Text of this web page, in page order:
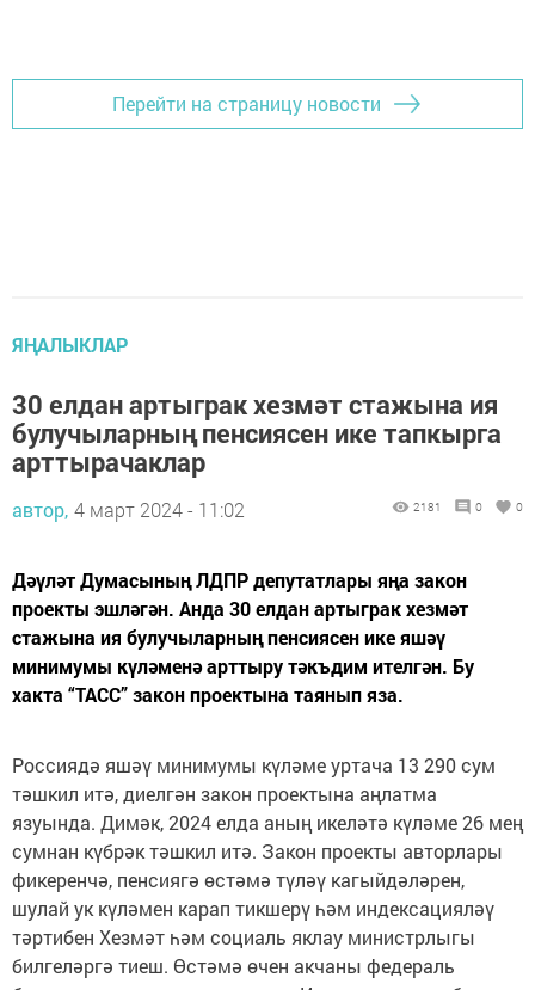
Перейти на страницу новости
ЯҢАЛЫКЛАР
30 елдан артыграк хезмәт стажына ия
булучыларның пенсиясен ике тапкырга
арттырачаклар
автор, 4 март 2024 - 11:02 2181 0 0
Дәүләт Думасының ЛДПР депутатлары яңа закон
проекты эшләгән. Анда 30 елдан артыграк хезмәт
стажына ия булучыларның пенсиясен ике яшәү
минимумы күләменә арттыру тәкъдим ителгән. Бу
хакта “ТАСС” закон проектына таянып яза.
Россиядә яшәү минимумы күләме уртача 13 290 сум
тәшкил итә, диелгән закон проектына аңлатма
язуында. Димәк, 2024 елда аның икеләтә күләме 26 мең
сумнан күбрәк тәшкил итә. Закон проекты авторлары
фикеренчә, пенсиягә өстәмә түләү кагыйдәләрен,
шулай ук күләмен карап тикшерү һәм индексацияләү
тәртибен Хезмәт һәм социаль яклау министрлыгы
билгеләргә тиеш. Өстәмә өчен акчаны федераль